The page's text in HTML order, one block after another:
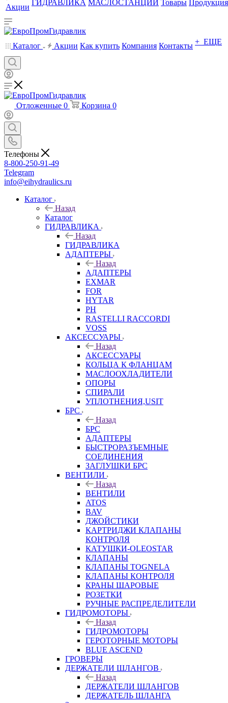
Акции
ГИДРАВЛИКА МАСЛОСТАНЦИИ Товары Продукция
Каталог Акции Как купить Компания Контакты + ЕЩЕ
Отложенные 0 Корзина 0
Телефоны
8-800-250-91-49
Telegram
info@eihydraulics.ru
Каталог
Назад
Каталог
ГИДРАВЛИКА
Назад
ГИДРАВЛИКА
АДАПТЕРЫ
Назад
АДАПТЕРЫ
EXMAR
FOR
HYTAR
PH
RASTELLI RACCORDI
VOSS
АКСЕССУАРЫ
Назад
АКСЕССУАРЫ
КОЛЬЦА К ФЛАНЦАМ
МАСЛООХЛАДИТЕЛИ
ОПОРЫ
СПИРАЛИ
УПЛОТНЕНИЯ,USIT
БРС
Назад
БРС
АДАПТЕРЫ
БЫСТРОРАЗЪЕМНЫЕ
СОЕДИНЕНИЯ
ЗАГЛУШКИ БРС
ВЕНТИЛИ
Назад
ВЕНТИЛИ
ATOS
BAV
ДЖОЙСТИКИ
КАРТРИДЖИ КЛАПАНЫ
КОНТРОЛЯ
КАТУШКИ-OLEOSTAR
КЛАПАНЫ
КЛАПАНЫ TOGNELA
КЛАПАНЫ КОНТРОЛЯ
КРАНЫ ШАРОВЫЕ
РОЗЕТКИ
РУЧНЫЕ РАСПРЕДЕЛИТЕЛИ
ГИДРОМОТОРЫ
Назад
ГИДРОМОТОРЫ
ГЕРОТОРНЫЕ МОТОРЫ
BLUE ASCEND
ГРОВЕРЫ
ДЕРЖАТЕЛИ ШЛАНГОВ
Назад
ДЕРЖАТЕЛИ ШЛАНГОВ
ДЕРЖАТЕЛЬ ШЛАНГА